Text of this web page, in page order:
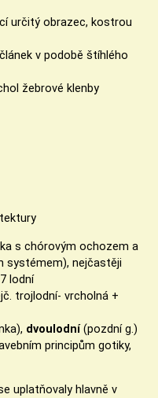
určitý obrazec, kostrou
v podobě štíhlého
žebrové klenby
s chórovým ochozem a
systémem), nejčastěji
lodní
trojlodní- vrcholná +
dvoulodní(pozdní g.)
principům gotiky,
uplatňovaly hlavně v